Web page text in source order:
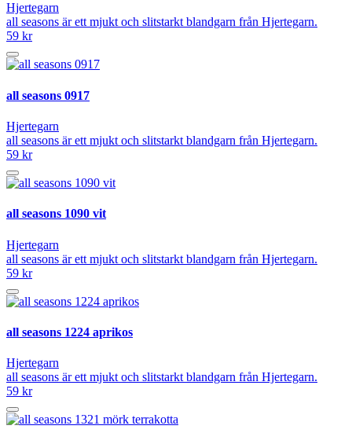
Hjertegarn
all seasons är ett mjukt och slitstarkt blandgarn från Hjertegarn.
59 kr
all seasons 0917
Hjertegarn
all seasons är ett mjukt och slitstarkt blandgarn från Hjertegarn.
59 kr
all seasons 1090 vit
Hjertegarn
all seasons är ett mjukt och slitstarkt blandgarn från Hjertegarn.
59 kr
all seasons 1224 aprikos
Hjertegarn
all seasons är ett mjukt och slitstarkt blandgarn från Hjertegarn.
59 kr